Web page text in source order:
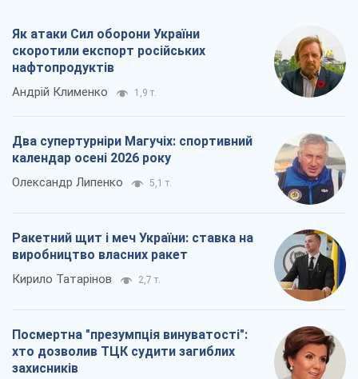
Як атаки Сил оборони України
скоротили експорт російських
нафтопродуктів
Андрій Клименко 1,9 т.
Два супертурніри Магучіх: спортивний
календар осені 2026 року
Олександр Липенко 5,1 т.
Ракетний щит і меч України: ставка на
виробництво власних ракет
Кирило Татарінов 2,7 т.
Посмертна "презумпція винуватості":
хто дозволив ТЦК судити загиблих
захисників